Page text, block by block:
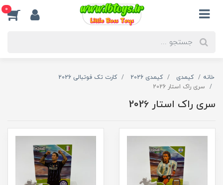
0
خانه کیمدی کیمدی 2026
کارت تک فوتبالی 2026
سری راک استار 2026
سری راک استار 2026